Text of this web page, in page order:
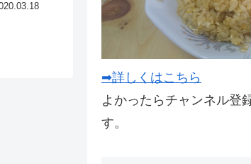
➡詳しくはこちら
よかったらチャンネル登
す。